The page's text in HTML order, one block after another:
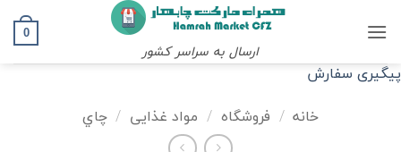
ارسال به سراسر کشور
0
پیگیری سفارش
خانه / فروشگاه / مواد غذایی / چاي